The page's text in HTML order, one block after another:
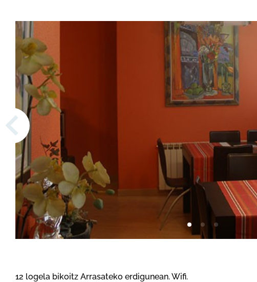
12 logela bikoitz Arrasateko erdigunean. Wifi.